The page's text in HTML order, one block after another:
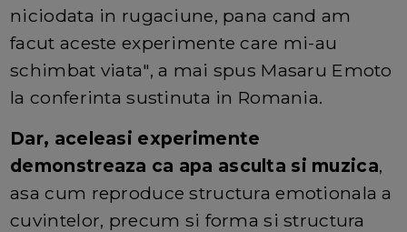
niciodata in rugaciune, pana cand am
facut aceste experimente care mi-au
schimbat viata", a mai spus Masaru Emoto
la conferinta sustinuta in Romania.
Dar, aceleasi experimente
demonstreaza ca apa asculta si muzica,
asa cum reproduce structura emotionala a
cuvintelor, precum si forma si structura